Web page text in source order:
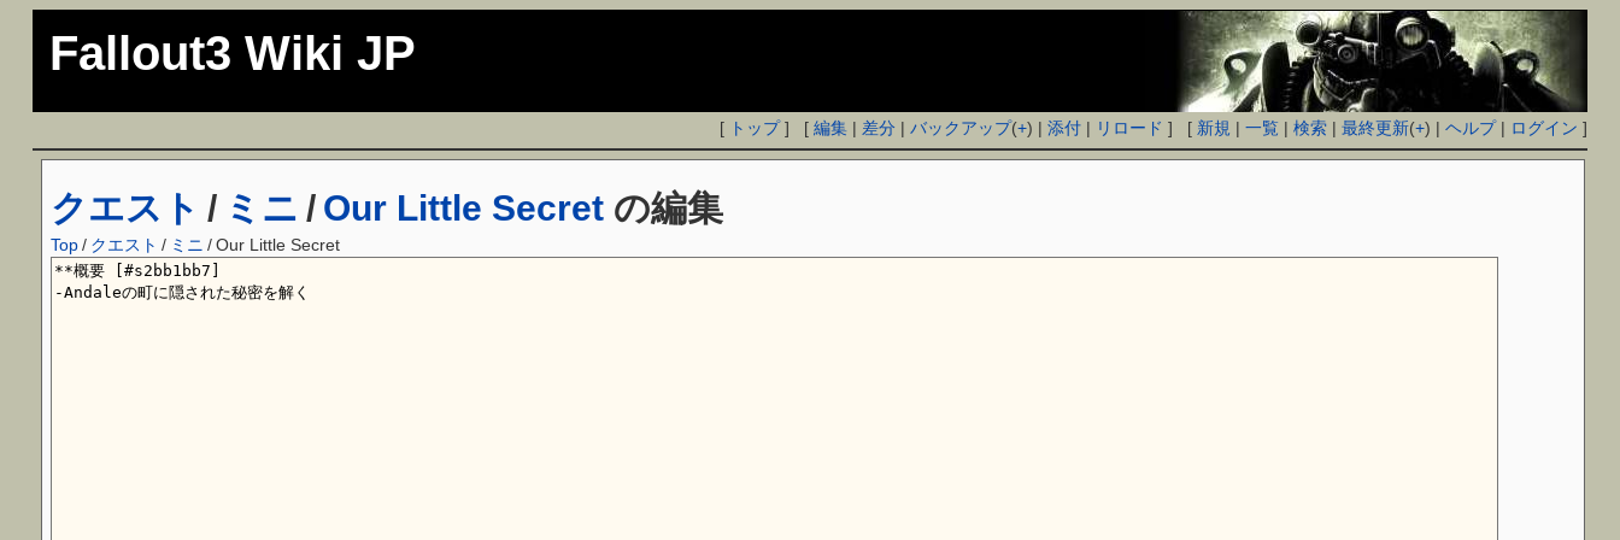
Fallout3 Wiki JP
[ トップ] [編集 | 差分 |バックアップ(+) |添付 | リロード ] [ 新規 |一覧 |検索 |最終更新(+) |ヘルプ| ログイン ]
クエスト / ミニ / Our Little Secret の編集
Top/ クエスト / ミニ / Our Little Secret